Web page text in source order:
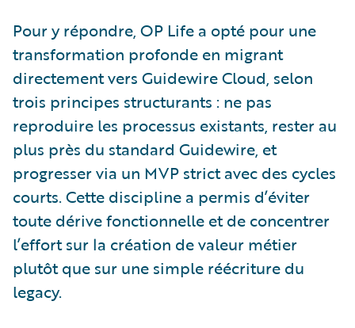
Pour y répondre, OP Life a opté pour une
transformation profonde en migrant
directement vers Guidewire Cloud, selon
trois principes structurants : ne pas
reproduire les processus existants, rester au
plus près du standard Guidewire, et
progresser via un MVP strict avec des cycles
courts. Cette discipline a permis d’éviter
toute dérive fonctionnelle et de concentrer
l’effort sur la création de valeur métier
plutôt que sur une simple réécriture du
legacy.